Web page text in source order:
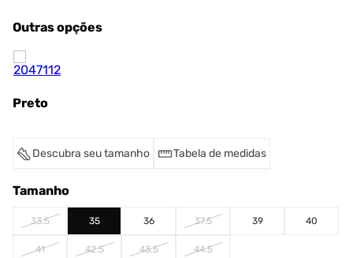
Outras opções
Preto
Descubra seu tamanho Tabela de medidas
Tamanho
33.5 35 36 37.5 39 40
41 42.5 43.5 44.5